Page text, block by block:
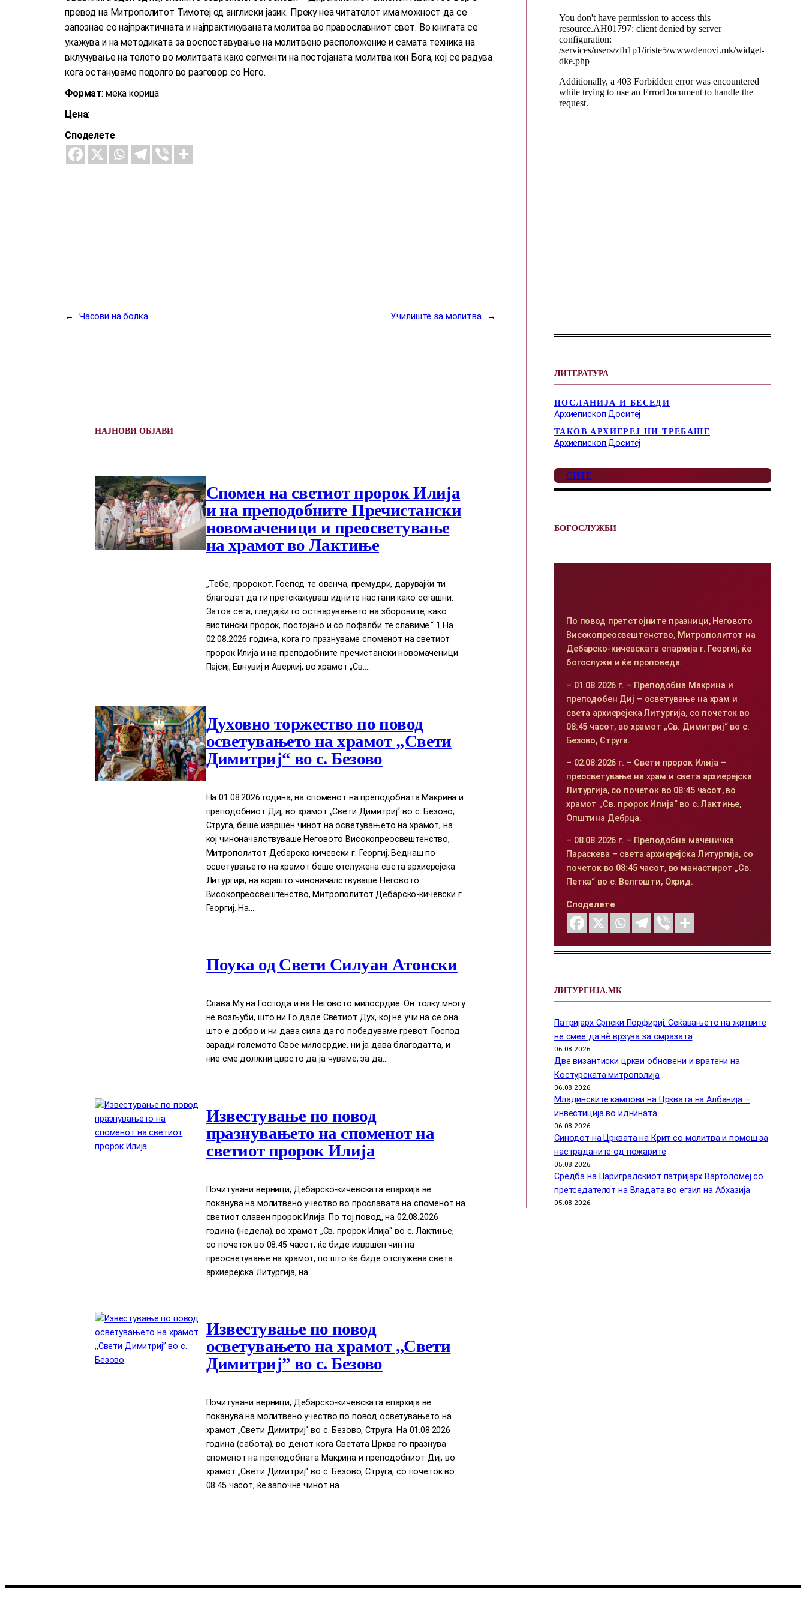
превод на Митрополитот Тимотеј од англиски јазик. Преку неа читателот има можност да се
запознае со најпрактичната и најпрактикуваната молитва во православниот свет. Во книгата се
укажува и на методиката за воспоставување на молитвено расположение и самата техника на
вклучување на телото во молитвата како сегменти на постојаната молитва кон Бога, кој се радува
кога остануваме подолго во разговор со Него.
Формат: мека корица
Цена:
Споделете
← Часови на болка Училиште за молитва →
НАЈНОВИ ОБЈАВИ
Спомен на светиот пророк Илија
и на преподобните Пречистански
новомаченици и преосветување
на храмот во Лактиње
„Тебе, пророкот, Господ те овенча, премудри, дарувајќи ти
благодат да ги претскажуваш идните настани како сегашни.
Затоа сега, гледајќи го остварувањето на зборовите, како
вистински пророк, постојано и со пофалби те славиме.“ 1 На
02.08.2026 година, кога го празнуваме споменот на светиот
пророк Илија и на преподобните пречистански новомаченици
Пајсиј, Евнувиј и Аверкиј, во храмот „Св.…
Духовно торжество по повод
осветувањето на храмот „Свети
Димитриј“ во с. Безово
На 01.08.2026 година, на споменот на преподобната Макрина и
преподобниот Диј, во храмот „Свети Димитриј“ во с. Безово,
Струга, беше извршен чинот на осветувањето на храмот, на
кој чиноначалствуваше Неговото Високопреосвештенство,
Митрополитот Дебарско-кичевски г. Георгиј. Веднаш по
осветувањето на храмот беше отслужена света архиерејска
Литургија, на којашто чиноначалствуваше Неговото
Високопреосвештенство, Митрополитот Дебарско-кичевски г.
Георгиј. На…
Поука од Свети Силуан Атонски
Слава Му на Господа и на Неговото милосрдие. Он толку многу
нe возљуби, што ни Го даде Светиот Дух, кој нe учи на сe она
што е добро и ни дава сила да го победуваме гревот. Господ
заради големото Свое милосрдие, ни ја дава благодатта, и
ние сме должни цврсто да ја чуваме, за да…
Известување по повод
празнувањето на споменот на
светиот пророк Илија
Почитувани верници, Дебарско-кичевската епархија ве
поканува на молитвено учество во прославата на споменот на
светиот славен пророк Илија. По тој повод, на 02.08.2026
година (недела), во храмот „Св. пророк Илија“ во с. Лактиње,
со почеток во 08:45 часот, ќе биде извршен чин на
преосветување на храмот, по што ќе биде отслужена света
архиерејска Литургија, на…
Известување по повод
осветувањето на храмот ,,Свети
Димитриј” во с. Безово
Почитувани верници, Дебарско-кичевската епархија ве
поканува на молитвено учество по повод осветувањето на
храмот „Свети Димитриј“ во с. Безово, Струга. На 01.08.2026
година (сабота), во денот кога Светата Црква го празнува
споменот на преподобната Макрина и преподобниот Диј, во
храмот „Свети Димитриј“ во с. Безово, Струга, со почеток во
08:45 часот, ќе започне чинот на…
ЛИТЕРАТУРА
ПОСЛАНИЈА И БЕСЕДИ
Архиепископ Доситеј
ТАКОВ АРХИЕРЕЈ НИ ТРЕБАШЕ
Архиепископ Доситеј
СИТЕ
БОГОСЛУЖБИ
По повод претстојните празници, Неговото
Високопреосвештенство, Митрополитот на
Дебарско-кичевската епархија г. Георгиј, ќе
богослужи и ќе проповеда:
– 01.08.2026 г. – Преподобна Макрина и
преподобен Диј – осветување на храм и
света архиерејска Литургија, со почеток во
08:45 часот, во храмот „Св. Димитриј“ во с.
Безово, Струга.
– 02.08.2026 г. – Свети пророк Илија –
преосветување на храм и света архиерејска
Литургија, со почеток во 08:45 часот, во
храмот „Св. пророк Илија“ во с. Лактиње,
Општина Дебрца.
– 08.08.2026 г. – Преподобна маченичка
Параскева – света архиерејска Литургија, со
почеток во 08:45 часот, во манастирот „Св.
Петка“ во с. Велгошти, Охрид.
Споделете
ЛИТУРГИЈА.МК
Патријарх Српски Порфириј: Сеќавањето на жртвите
не смее да нѐ врзува за омразата
06.08.2026
Две византиски цркви обновени и вратени на
Костурската митрополија
06.08.2026
Младинските кампови на Црквата на Албанија –
инвестиција во иднината
06.08.2026
Синодот на Црквата на Крит со молитва и помош за
настраданите од пожарите
05.08.2026
Средба на Цариградскиот патријарх Вартоломеј со
претседателот на Владата во егзил на Абхазија
05.08.2026